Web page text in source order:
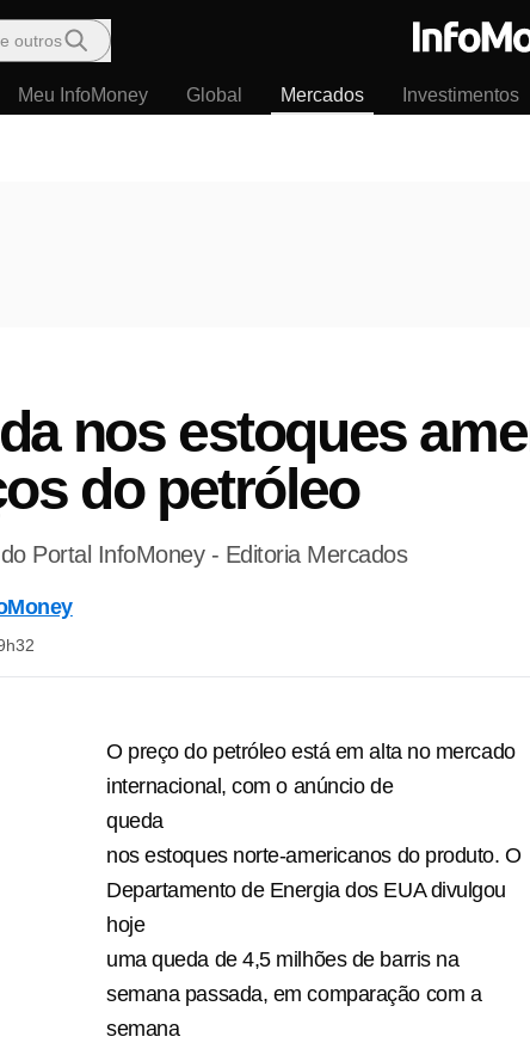
outros
Meu InfoMoney Global Mercados Investimentos
nos estoques
do petróleo
Portal InfoMoney - Editoria Mercados
O preço do petróleo está em alta no mercado
internacional, com o anúncio de
queda
nos estoques norte-americanos do produto. O
Departamento de Energia dos EUA divulgou
hoje
uma queda de 4,5 milhões de barris na
semana passada, em comparação com a
semana